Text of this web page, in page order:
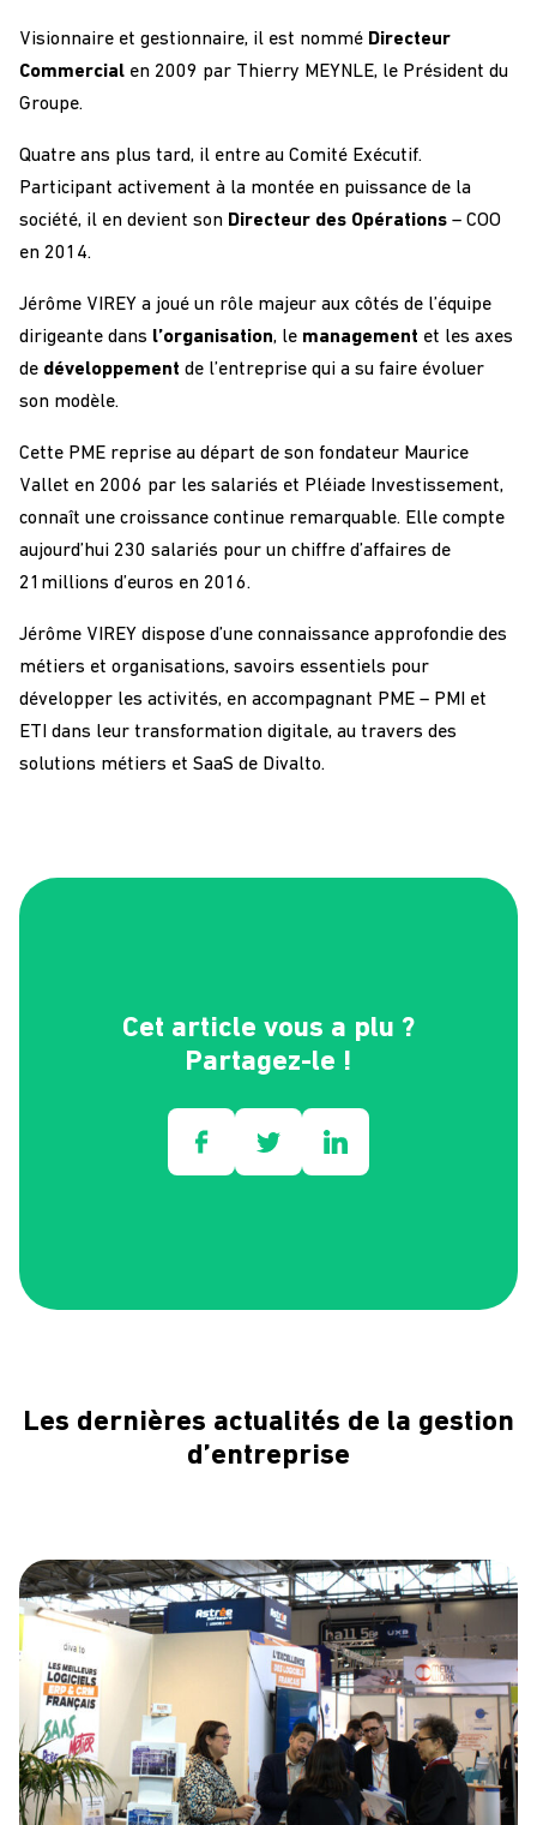
Visionnaire et gestionnaire, il est nommé Directeur
Commercial en 2009 par Thierry MEYNLE, le Président du
Groupe.
Quatre ans plus tard, il entre au Comité Exécutif.
Participant activement à la montée en puissance de la
société, il en devient son Directeur des Opérations – COO
en 2014.
Jérôme VIREY a joué un rôle majeur aux côtés de l’équipe
dirigeante dans l’organisation, le management et les axes
de développement de l’entreprise qui a su faire évoluer
son modèle.
Cette PME reprise au départ de son fondateur Maurice
Vallet en 2006 par les salariés et Pléiade Investissement,
connaît une croissance continue remarquable. Elle compte
aujourd’hui 230 salariés pour un chiffre d’affaires de
21millions d’euros en 2016.
Jérôme VIREY dispose d’une connaissance approfondie des
métiers et organisations, savoirs essentiels pour
développer les activités, en accompagnant PME – PMI et
ETI dans leur transformation digitale, au travers des
solutions métiers et SaaS de Divalto.
Cet article vous a plu ?
Partagez-le !
Les dernières actualités de la gestion
d’entreprise